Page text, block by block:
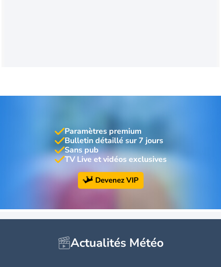
Paramètres premium
Bulletin détaillé sur 7 jours
Sans pub
TV Live et vidéos exclusives
Devenez VIP
Actualités Météo